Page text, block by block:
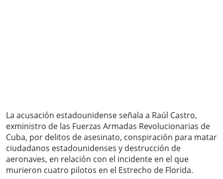
La acusación estadounidense señala a Raúl Castro,
exministro de las Fuerzas Armadas Revolucionarias de
Cuba, por delitos de asesinato, conspiración para matar
ciudadanos estadounidenses y destrucción de
aeronaves, en relación con el incidente en el que
murieron cuatro pilotos en el Estrecho de Florida.